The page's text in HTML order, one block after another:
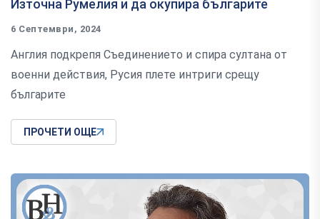
Източна Румелия и да окупира българите
6 Септември, 2024
Англия подкрепя Съединението и спира султана от
военни действия, Русия плете интриги срещу
българите
ПРОЧЕТИ ОЩЕ